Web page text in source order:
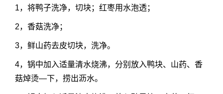
1，将鸭子洗净，切块；红枣用水泡透；
2，香菇洗净；
3，鲜山药去皮切块，洗净。
4，锅中加入适量清水烧沸，分别放入鸭块、山药、香
菇焯烫—下，捞出沥水。